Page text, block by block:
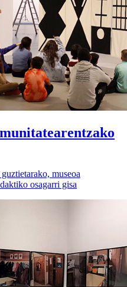
museoa
osagarri gisa